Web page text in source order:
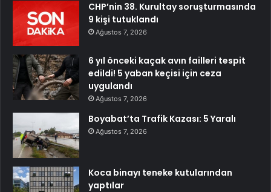
CHP’nin 38. Kurultay soruşturmasında
9 kişi tutuklandı
Ağustos 7, 2026
6 yıl önceki kaçak avın failleri tespit
edildi! 5 yaban keçisi için ceza
uygulandı
Ağustos 7, 2026
Boyabat’ta Trafik Kazası: 5 Yaralı
Ağustos 7, 2026
Koca binayı teneke kutularından
yaptılar